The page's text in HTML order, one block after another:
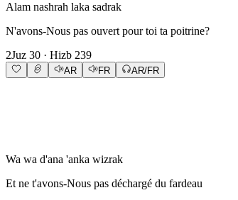
Alam nashrah laka sadrak
N'avons-Nous pas ouvert pour toi ta poitrine?
2Juz 30 · Hizb 239
AR FR AR/FR
Wa wa d'ana 'anka wizrak
Et ne t'avons-Nous pas déchargé du fardeau